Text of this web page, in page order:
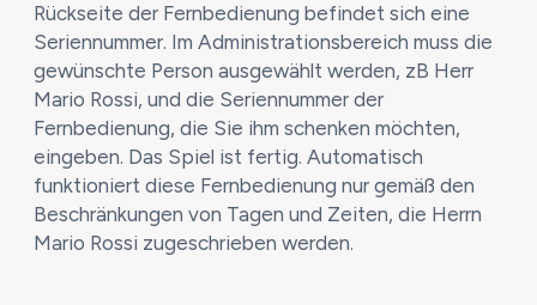
Rückseite der Fernbedienung befindet sich eine
Seriennummer. Im Administrationsbereich muss die
gewünschte Person ausgewählt werden, zB Herr
Mario Rossi, und die Seriennummer der
Fernbedienung, die Sie ihm schenken möchten,
eingeben. Das Spiel ist fertig. Automatisch
funktioniert diese Fernbedienung nur gemäß den
Beschränkungen von Tagen und Zeiten, die Herrn
Mario Rossi zugeschrieben werden.